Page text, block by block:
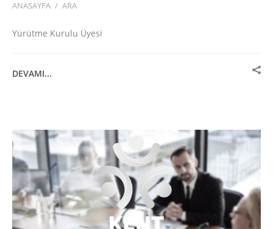
ANASAYFA / ARA
Yürütme Kurulu Üyesi
DEVAMI...